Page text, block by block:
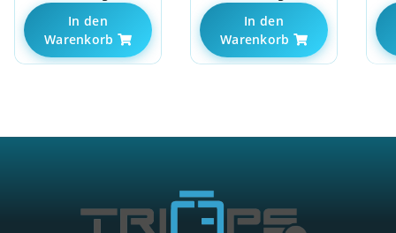
In den
Warenkorb
In den
Warenkorb